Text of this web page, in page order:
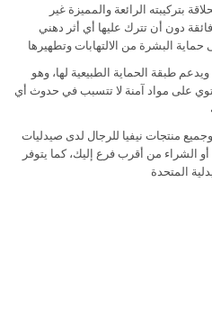
بتركيبته الرائعة والمميزة غير
دون أن تترك عليها أي أثر دهني
البشرة من الالتهابات وتطهيرها
طبقة الحماية الطبيعية لها، وهو
على مواد آمنة لا تتسبب في حدوث أي
منتجات نيفيا للرجال لدى صيدليات
الشراء من أقرب فرع إليك، كما يتوفر
المتحدة